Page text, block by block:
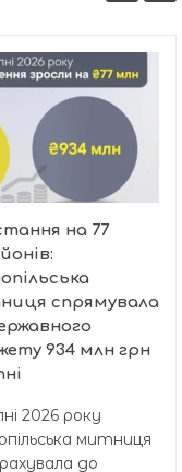
на 77
спрямувала
934 млн грн
2026 року
митниця
до